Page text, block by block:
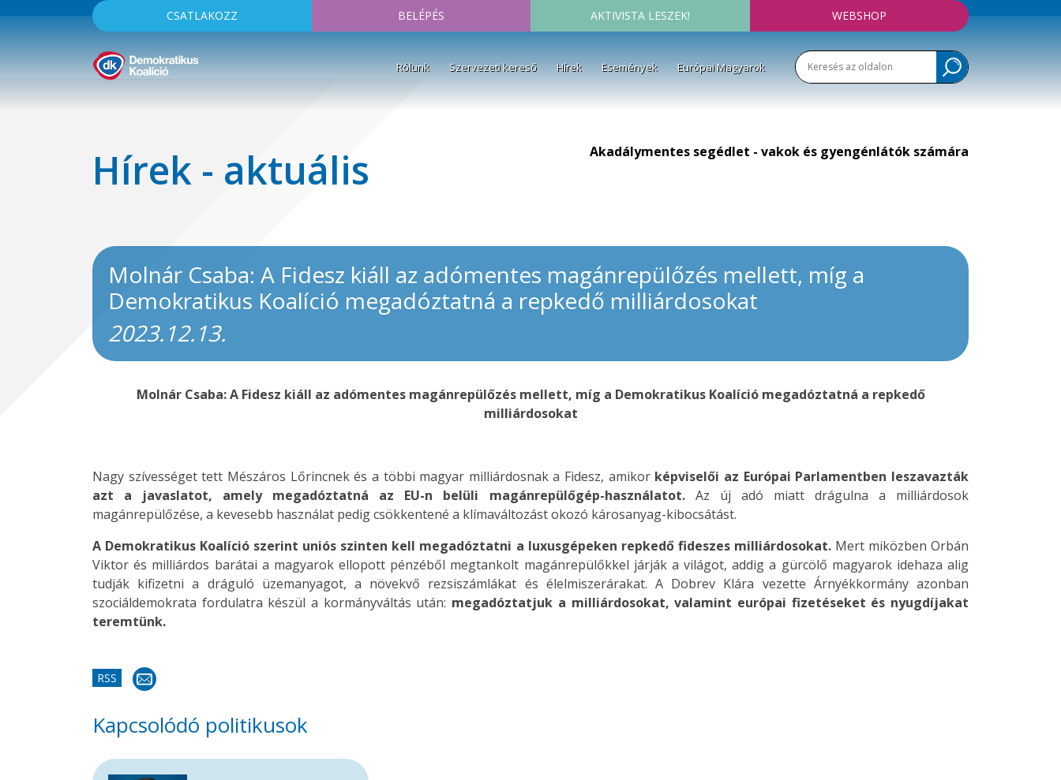
CSATLAKOZZ BELÉPÉS AKTIVISTA LESZEK! WEBSHOP
Rólunk Szervezeti kereső Hírek Események Európai Magyarok
Hírek - aktuális Akadálymentes segédlet - vakok és gyengénlátók számára
Molnár Csaba: A Fidesz kiáll az adómentes magánrepülőzés mellett, míg a
Demokratikus Koalíció megadóztatná a repkedő milliárdosokat
2023.12.13.
Molnár Csaba: A Fidesz kiáll az adómentes magánrepülőzés mellett, míg a Demokratikus Koalíció megadóztatná a repkedő
milliárdosokat
Nagy szívességet tett Mészáros Lőrincnek és a többi magyar milliárdosnak a Fidesz, amikor képviselői az Európai Parlamentben leszavazták
azt a javaslatot, amely megadóztatná az EU-n belüli magánrepülőgép-használatot.Az új adó miatt drágulna a milliárdosok
magánrepülőzése, a kevesebb használat pedig csökkentené a klímaváltozást okozó károsanyag-kibocsátást.
A Demokratikus Koalíció szerint uniós szinten kell megadóztatni a luxusgépeken repkedő fideszes milliárdosokat.Mert miközben Orbán
Viktor és milliárdos barátai a magyarok ellopott pénzéből megtankolt magánrepülőkkel járják a világot, addig a gürcölő magyarok idehaza alig
tudják kifizetni a dráguló üzemanyagot, a növekvő rezsiszámlákat és élelmiszerárakat. A Dobrev Klára vezette Árnyékkormány azonban
szociáldemokrata fordulatra készül a kormányváltás után: megadóztatjuk a milliárdosokat, valamint európai fizetéseket és nyugdíjakat
teremtünk.
RSS
Kapcsolódó politikusok